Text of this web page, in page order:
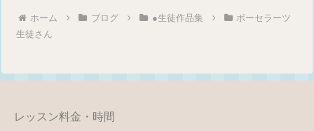
ホーム ブログ ●生徒作品集
ポーセラーツ
生徒さん
レッスン料金・時間